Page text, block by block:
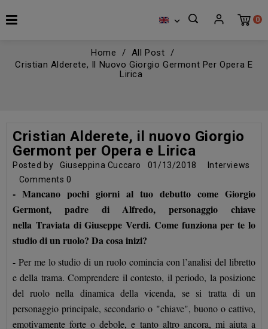
0

Home
All Post
Cristian Alderete, Il Nuovo Giorgio Germont Per Opera E
Lirica
Cristian Alderete, il nuovo Giorgio
Germont per Opera e Lirica
Posted by Giuseppina Cuccaro 01/13/2018
Interviews
Comments0
- Mancano pochi giorni al tuo debutto come Giorgio
Germont, padre di Alfredo, personaggio chiave
nella Traviata di Giuseppe Verdi. Come funziona per te lo
studio di un ruolo? Da cosa inizi?
- Per me lo studio di un ruolo comincia con l’analisi del libretto
e della trama. Comprendere il contesto, il periodo, la posizione
del ruolo nella dinamica della vicenda, se si tratta di un
personaggio principale, secondario o "chiave", buono o cattivo,
emotivamente forte o debole, e tanto altro ancora, mi aiuta a